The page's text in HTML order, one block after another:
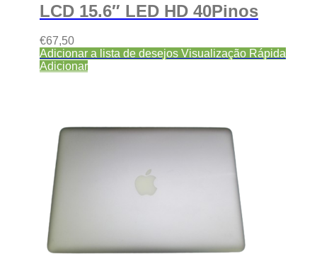
LCD 15.6″ LED HD 40Pinos
€67,50
Adicionar a lista de desejos Visualização Rápida
Adicionar